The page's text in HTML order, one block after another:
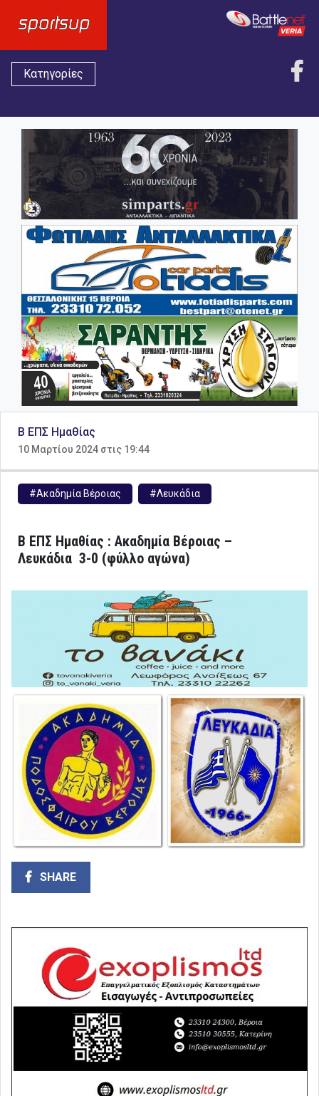
Κατηγορίες
B ΕΠΣ Ημαθίας
10 Μαρτίου 2024 στις 19:44
#Ακαδημία Βέροιας #Λευκάδια
Β ΕΠΣ Ημαθίας : Ακαδημία Βέροιας –
Λευκάδια 3-0 (φύλλο αγώνα)
SHARE